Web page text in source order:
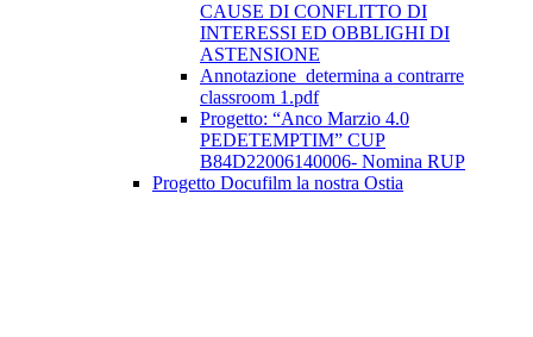
CAUSE DI CONFLITTO DI
INTERESSI ED OBBLIGHI DI
ASTENSIONE
Annotazione_determina a contrarre
classroom 1.pdf
Progetto: “Anco Marzio 4.0
PEDETEMPTIM” CUP
B84D22006140006- Nomina RUP
Progetto Docufilm la nostra Ostia